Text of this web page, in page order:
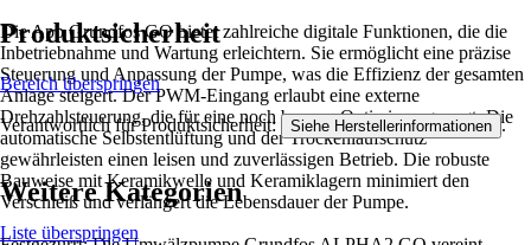
Die App Grundfos GO bietet zahlreiche digitale Funktionen, die die
Inbetriebnahme und Wartung erleichtern. Sie ermöglicht eine präzise
Steuerung und Anpassung der Pumpe, was die Effizienz der gesamten
Anlage steigert. Der PWM-Eingang erlaubt eine externe
Drehzahlsteuerung, die für eine noch bessere Optimierung sorgt. Die
automatische Selbstentlüftung und der Trockenlaufschutz
gewährleisten einen leisen und zuverlässigen Betrieb. Die robuste
Bauweise mit Keramikwelle und Keramiklagern minimiert den
Verschleiß und verlängert die Lebensdauer der Pumpe.
Produktsicherheit
Bereich überspringen
Verantwortlich für Produktsicherheit: Siehe Herstellerinformationen .
Weitere Kategorien
Liste überspringen